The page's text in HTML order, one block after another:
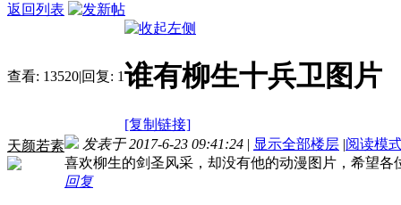
返回列表
查看: 13520|回复: 1谁有柳生十兵卫图片
[复制链接]
天颜若素
发表于 2017-6-23 09:41:24 | 显示全部楼层 |阅读模
喜欢柳生的剑圣风采，却没有他的动漫图片，希望各
回复